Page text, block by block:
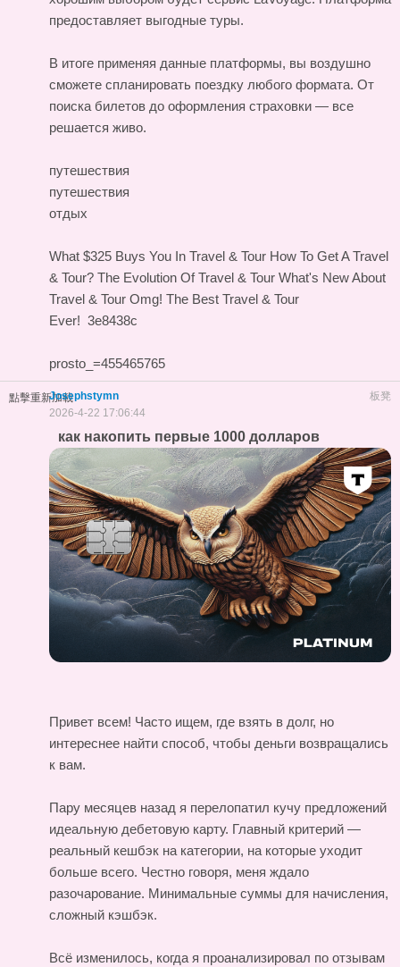
предоставляет выгодные туры.
В итоге применяя данные платформы, вы воздушно
сможете спланировать поездку любого формата. От
поиска билетов до оформления страховки — все
решается живо.
путешествия
путешествия
отдых
What $325 Buys You In Travel & Tour How To Get A Travel
& Tour? The Evolution Of Travel & Tour What's New About
Travel & Tour Omg! The Best Travel & Tour
Ever! 3e8438c
prosto_=455465765
點擊重新加載 板凳
Josephstymn
2026-4-22 17:06:44
как накопить первые 1000 долларов
Привет всем! Часто ищем, где взять в долг, но
интереснее найти способ, чтобы деньги возвращались
к вам.
Пару месяцев назад я перелопатил кучу предложений
идеальную дебетовую карту. Главный критерий —
реальный кешбэк на категории, на которые уходит
больше всего. Честно говоря, меня ждало
разочарование. Минимальные суммы для начисления,
сложный кэшбэк.
Всё изменилось, когда я проанализировал по отзывам